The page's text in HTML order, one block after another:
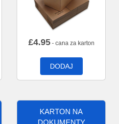
£4.95- cana za karton
DODAJ
KARTON NA